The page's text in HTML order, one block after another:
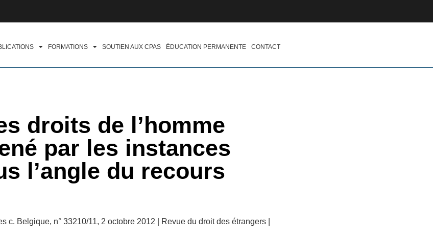
FORMATIONS SOUTIEN AUX CPAS ÉDUCATION PERMANENTE CONTACT
droits de l’homme
par les instances
l’angle du recours
Belgique, n° 33210/11, 2 octobre 2012 | Revue du droit des étrangers |